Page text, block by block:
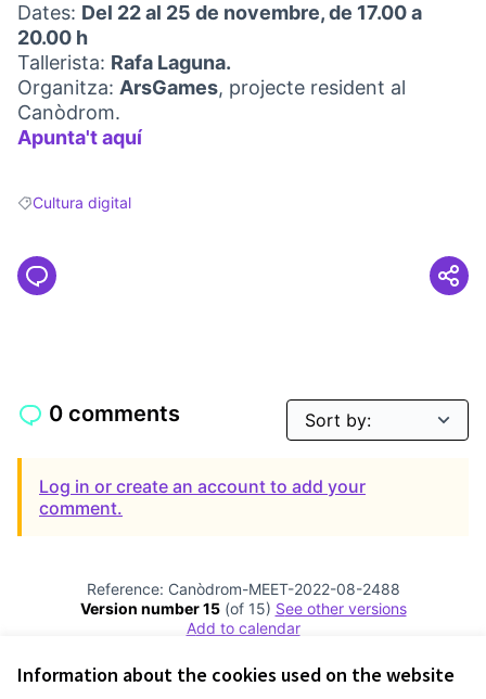
Information about the cookies used on the website
Dates: Del 22 al 25 de novembre, de 17.00 a
20.00 h
Tallerista: Rafa Laguna.
Organitza: ArsGames, projecte resident al
Canòdrom.
Apunta't aquí
Filter results for: Cultura digital
Cultura digital
0 comments
Log in or create an account to add your
comment.
Reference: Canòdrom-MEET-2022-08-2488
Version number 15(of 15)
see other versions
Add to calendar